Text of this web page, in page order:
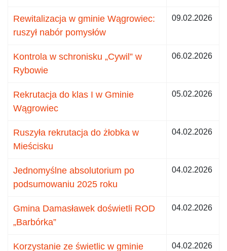
Rewitalizacja w gminie Wągrowiec:
ruszył nabór pomysłów
09.02.2026
Kontrola w schronisku „Cywil” w
Rybowie
06.02.2026
Rekrutacja do klas I w Gminie
Wągrowiec
05.02.2026
Ruszyła rekrutacja do żłobka w
Mieścisku
04.02.2026
Jednomyślne absolutorium po
podsumowaniu 2025 roku
04.02.2026
Gmina Damasławek doświetli ROD
„Barbórka”
04.02.2026
Korzystanie ze świetlic w gminie
04.02.2026